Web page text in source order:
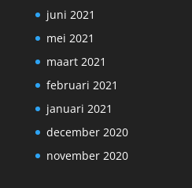
juni 2021
mei 2021
maart 2021
februari 2021
januari 2021
december 2020
november 2020